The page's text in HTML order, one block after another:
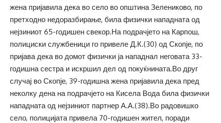
жена пријавила дека во село во општина Зелениково, по
претходно недоразбирање, била физички нападната од
нејзиниот 65-годишен свекор.На подрачјето на Карпош,
полициски службеници го привеле Д.К.(30) од Скопје, по
пријава дека во домот физички ја нападнал неговата 33-
годишна сестра и искршил дел од покуќнината.Во друг
случај во Скопје, 39-годишна жена пријавила дека пред
неколку дена на подрачјето на Кисела Вода била физички
нападната од нејзиниот партнер А.А.(38).Во радовишко
село, полицијата привела 70-годишен жител, поради